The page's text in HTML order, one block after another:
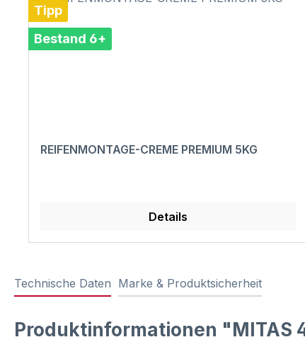
Tipp
Bestand 6+
REIFENMONTAGE-CREME PREMIUM 5KG
Details
Technische Daten Marke & Produktsicherheit
Produktinformationen "MITAS